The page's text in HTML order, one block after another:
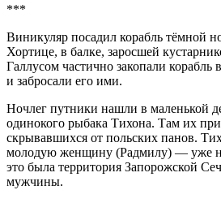
***
Виникуляр посадил корабль тёмной
Хортице, в балке, заросшей
Галлусом частично закопали корабль
и забросали его ими.
Ночлег путники нашли в маленькой
одинокого рыбака Тихона. Там их
скрывавшихся от польских панов.
молодую женщину (Радмилу) — уже
это была территория Запорожской
мужчины.